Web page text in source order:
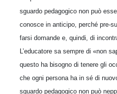
sguardo pedagogico non può
conosce in anticipo, perché pre-
farsi domande e, quindi, di
L’educatore sa sempre di «non
questo ha bisogno di tenere gli
che ogni persona ha in sé di
sguardo pedagogico non può